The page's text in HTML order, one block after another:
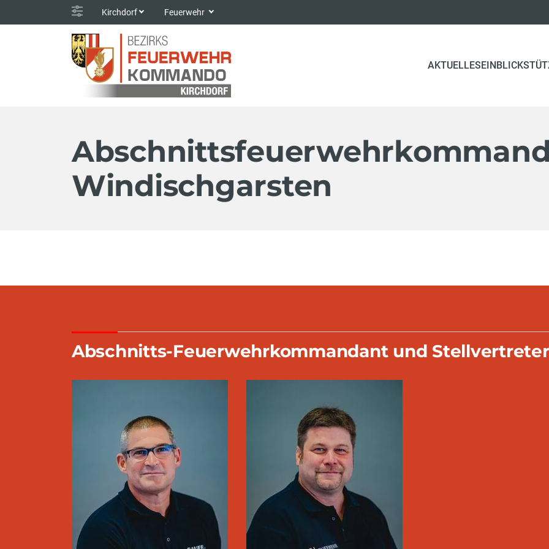
Kirchdorf Feuerwehr
AKTUELLESEINBLICK
Windischgarsten
Abschnitts-Feuerwehrkommandant und Stellvertreter